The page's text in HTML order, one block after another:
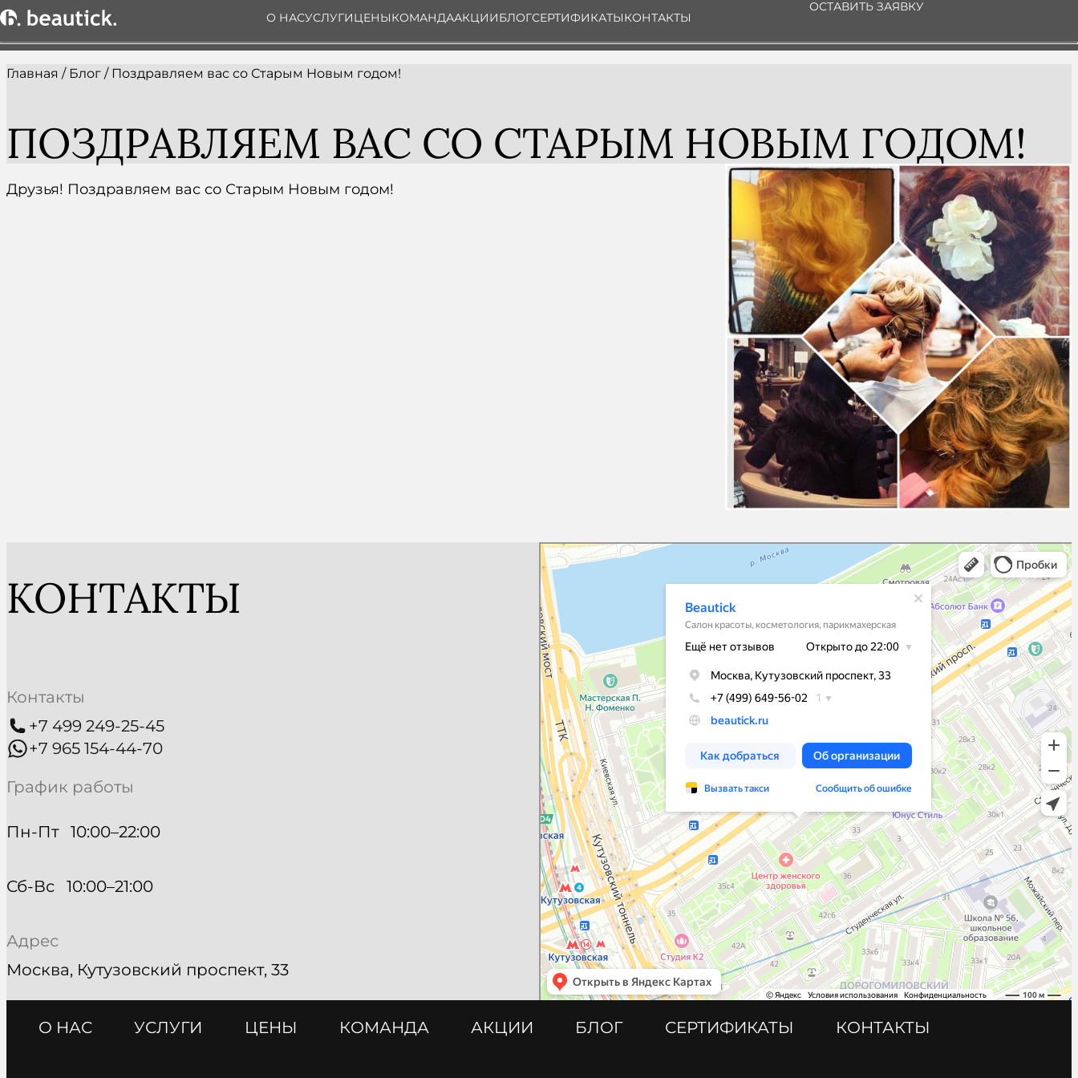
О НАСУСЛУГИЦЕНЫКОМАНДААКЦИИБЛОГСЕРТИФИКАТЫКОНТАКТЫ
ОСТАВИТЬ ЗАЯВКУ
Главная / Блог / Поздравляем вас со Старым Новым годом!
ПОЗДРАВЛЯЕМ ВАС СО СТАРЫМ НОВЫМ ГОДОМ!
Друзья! Поздравляем вас со Старым Новым годом!
КОНТАКТЫ
Контакты
+7 499 249-25-45
+7 965 154-44-70
График работы
Пн-Пт   10:00–22:00
Сб-Вс   10:00–21:00
Адрес
Москва, Кутузовский проспект, 33
Beautick
Салон красоты в Москве
Косметология в Москве
О НАС УСЛУГИ ЦЕНЫ КОМАНДА АКЦИИ БЛОГ СЕРТИФИКАТЫ КОНТАКТЫ